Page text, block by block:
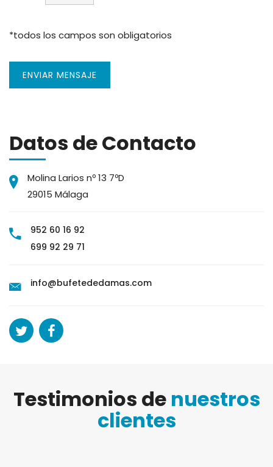
*todos los campos son obligatorios
ENVIAR MENSAJE
Datos de Contacto
Molina Larios nº 13 7ºD
29015 Málaga
952 60 16 92
699 92 29 71
info@bufetededamas.com
Testimonios de nuestros
clientes